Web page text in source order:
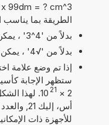
الطريقة بما
بدلاً من '4^3' ، يمكن كتابة '4 exp 3' أو '4 pow 3'.
بدلاً من '√4' ، يمكن كتابة 'sqrt 4'.
إذا تم وضع علامة
2
×
10 21
. لهذا
للأجهزة ذات